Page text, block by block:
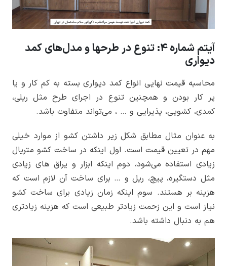
آیتم شماره 4: تنوع در طرحها و مدل‌های کمد
دیواری
محاسبه قیمت نهایی انواع کمد دیواری بسته به کم کار و یا
پر کار بودن و همچنین تنوع در اجرای طرح مثل ریلی،
کمدی، کشویی، پذیرایی و … ، می‌تواند متفاوت باشد.
به عنوان مثال مطابق شکل زیر داشتن کشو از موارد خیلی
مهم در تعیین قیمت است. اول اینکه در ساخت کشو متریال
زیادی استفاده می‌شود، دوم اینکه ابزار و یراق های زیادی
مثل دستگیره، پیچ، ریل و … برای ساخت آن لازم است که
هزینه بر هستند. سوم اینکه زمان زیادی برای ساخت کشو
نیاز است و این زحمت زیادتر طبیعی است که هزینه زیادتری
هم به دنبال داشته باشد.